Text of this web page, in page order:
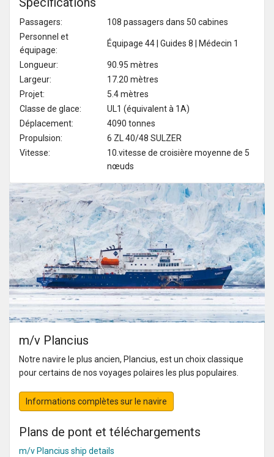
Passagers:
108 passagers dans 50 cabines
Personnel et
équipage:
Équipage 44 | Guides 8 | Médecin 1
Longueur:
90.95 mètres
Largeur:
17.20 mètres
Projet:
5.4 mètres
Classe de glace:
UL1 (équivalent à 1A)
Déplacement:
4090 tonnes
Propulsion:
6 ZL 40/48 SULZER
Vitesse:
10.vitesse de croisière moyenne de 5
nœuds
m/v Plancius
Notre navire le plus ancien, Plancius, est un choix classique
pour certains de nos voyages polaires les plus populaires.
Informations complètes sur le navire
Plans de pont et téléchargements
m/v Plancius ship details